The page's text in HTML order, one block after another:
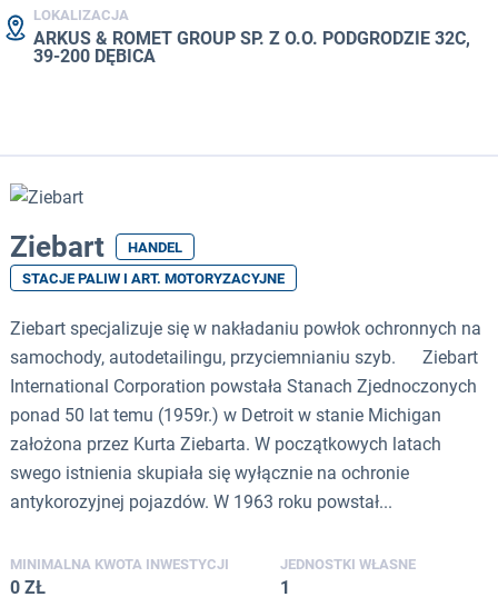
LOKALIZACJA
ARKUS & ROMET GROUP SP. Z O.O. PODGRODZIE 32C,
39-200 DĘBICA
Ziebart
HANDEL
STACJE PALIW I ART. MOTORYZACYJNE
Ziebart specjalizuje się w nakładaniu powłok ochronnych na
samochody, autodetailingu, przyciemnianiu szyb. Ziebart
International Corporation powstała Stanach Zjednoczonych
ponad 50 lat temu (1959r.) w Detroit w stanie Michigan
założona przez Kurta Ziebarta. W początkowych latach
swego istnienia skupiała się wyłącznie na ochronie
antykorozyjnej pojazdów. W 1963 roku powstał...
MINIMALNA KWOTA INWESTYCJI
0 ZŁ
JEDNOSTKI WŁASNE
1